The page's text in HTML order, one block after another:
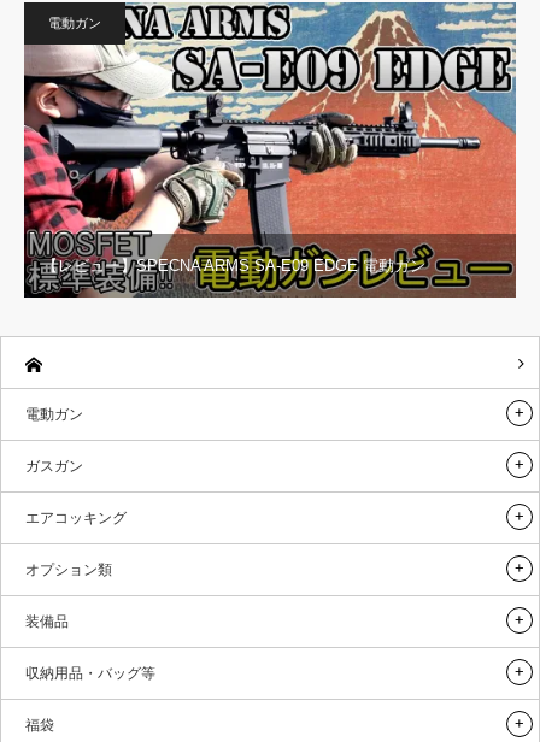
電動ガン
【レビュー】SPECNA ARMS SA-E09 EDGE 電動ガン
電動ガン
ガスガン
エアコッキング
オプション類
装備品
収納用品・バッグ等
福袋